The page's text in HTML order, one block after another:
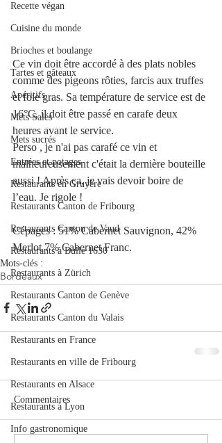
Recette végan
Cuisine du monde
Brioches et boulange
Tartes et gâteaux
Apéritifs
Mets Salés
Mets sucrés
Entrées et potages
Restaurants en Gruyère
Restaurants Canton de Fribourg
Restaurants Canton de Vaud
Restaurants à Bulle 1630
Restaurants à Zürich
Restaurants Canton de Genève
Restaurants Canton du Valais
Restaurants en France
Restaurants en ville de Fribourg
Restaurants en Alsace
Restaurants à Lyon
Info gastronomique
Ce vin doit être accordé à des plats nobles
comme des pigeons rôties, farcis aux truffes
et foie gras. Sa température de service est de
16°C, il doit être passé en carafe deux
heures avant le service.
Perso , je n'ai pas carafé ce vin et
malheureusement c'était la dernière bouteille
aussi ! Après ça, je vais devoir boire de
l’eau. Je rigole !
Cépages : 51% Cabernet Sauvignon, 42%
Merlot 7% Cabernet Franc.
Mots-clés :
Bordeaux
Commentaires